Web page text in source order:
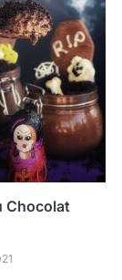
Chocolat